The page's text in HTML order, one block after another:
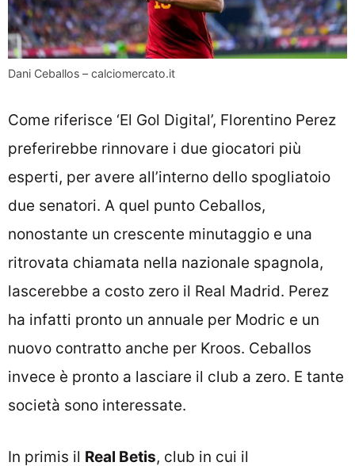
Dani Ceballos – calciomercato.it
Come riferisce ‘El Gol Digital’, Florentino Perez
preferirebbe rinnovare i due giocatori più
esperti, per avere all’interno dello spogliatoio
due senatori. A quel punto Ceballos,
nonostante un crescente minutaggio e una
ritrovata chiamata nella nazionale spagnola,
lascerebbe a costo zero il Real Madrid. Perez
ha infatti pronto un annuale per Modric e un
nuovo contratto anche per Kroos. Ceballos
invece è pronto a lasciare il club a zero. E tante
società sono interessate.
In primis il Real Betis, club in cui il